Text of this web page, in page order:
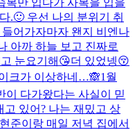
.🙂 우선 나의 분위기 취
어가자마자 왠지 비엔나
아까 하늘 보고 진짜로
눈요기해😘더 있었넹😚
크가 이상하네…🙈1월
이 다가왔다는 사실이 믿
고 있어? 나는 재밌고 상
준이랑 매일 저녁 집에서